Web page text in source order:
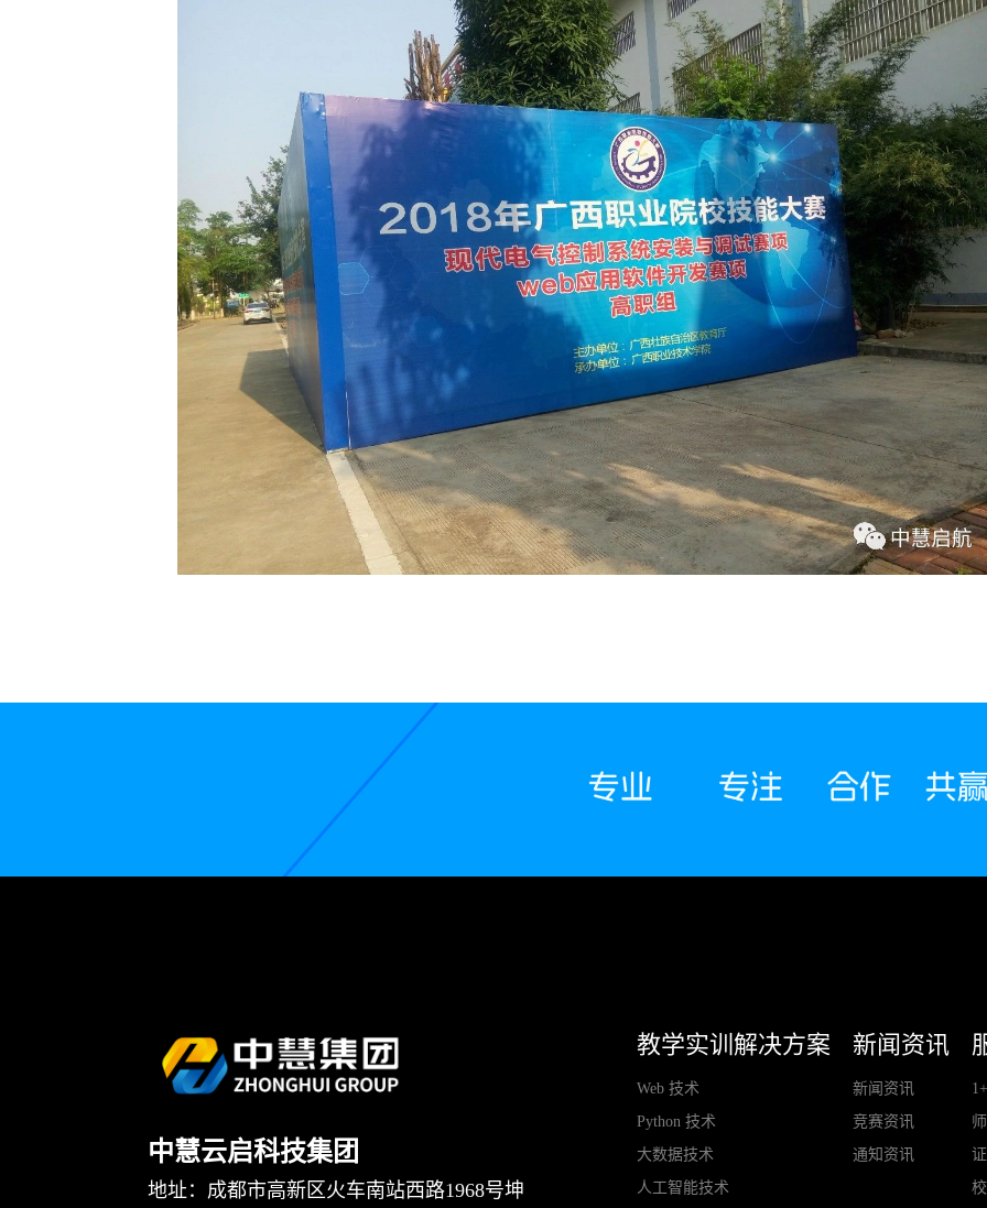
中慧云启科技集团
地址：成都市高新区火车南站西路1968号坤
教学实训解决方案
Web 技术
Python 技术
大数据技术
人工智能技术
新闻资讯
新闻资讯
竞赛资讯
通知资讯